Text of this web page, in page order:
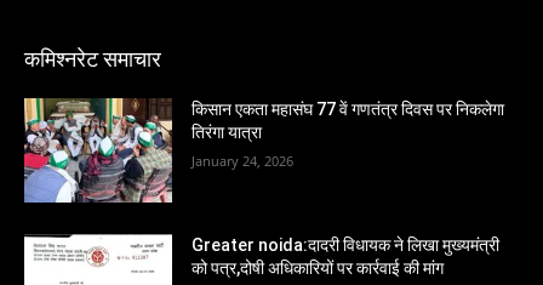
कमिश्नरेट समाचार
किसान एकता महासंघ 77 वें गणतंत्र दिवस पर निकलेगा
तिरंगा यात्रा
January 24, 2026
Greater noida:दादरी विधायक ने लिखा मुख्यमंत्री
को पत्र,दोषी अधिकारियों पर कार्रवाई की मांग